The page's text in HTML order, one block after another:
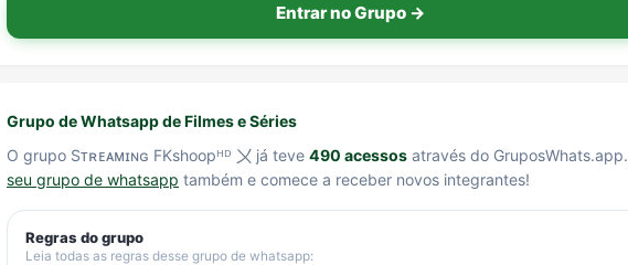
Entrar no Grupo →
Grupo de Whatsapp de Filmes e Séries
O grupo Sᴛʀᴇᴀᴍɪɴɢ FKshoopᴴᴰ 〤 já teve 490 acessos através do GruposWhats.app.
seu grupo de whatsapp também e comece a receber novos integrantes!
Regras do grupo
Leia todas as regras desse grupo de whatsapp: